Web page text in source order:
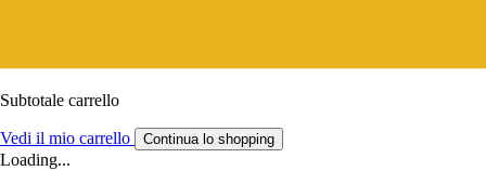
Subtotale carrello
Vedi il mio carrello Continua lo shopping
Loading...